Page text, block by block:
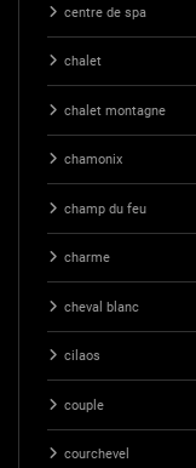
centre de spa
chalet
chalet montagne
chamonix
champ du feu
charme
cheval blanc
cilaos
couple
courchevel